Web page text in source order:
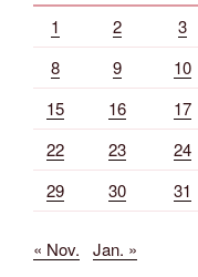
1 2 3
8
9 10
15
16 17
22
23 24
29
30 31
« Nov. Jan. »